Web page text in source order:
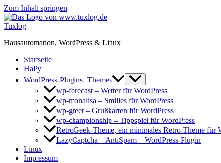
Zum Inhalt springen
Tuxlog
Hausautomation, WordPress & Linux
Startseite
HaPy
WordPress-Plugins+Themes
wp-forecast – Wetter für WordPress
wp-monalisa – Smilies für WordPress
wp-greet – Grußkarten für WordPress
wp-championship – Tippspiel für WordPress
RetroGeek-Theme, ein minimales Retro-Theme für
LazyCaptcha – AntiSpam – WordPress-Plugin
Linux
Impressum